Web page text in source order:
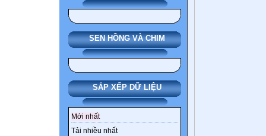
SEN HỒNG VÀ CHIM
SẮP XẾP DỮ LIỆU
Mới nhất
Tải nhiều nhất